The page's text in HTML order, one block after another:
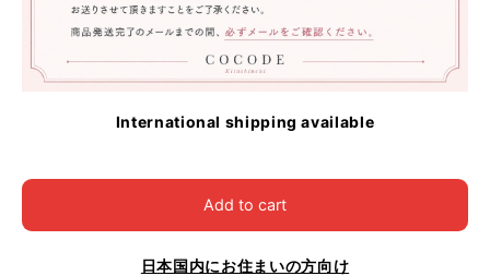
International shipping available
Add to cart
日本国内にお住まいの方向け